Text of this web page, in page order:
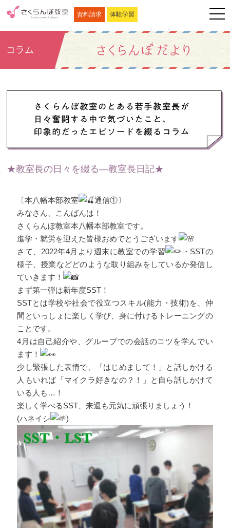
資料請求 体験学習
コラム
★教室長の日々を綴る―教室長日記★
〔本八幡本部教室
通信①〕
みなさん、こんばんは！
さくらんぼ教室本八幡本部教室です。
進学・就労を迎えた皆様おめでとうございます
さて、2022年4月より週末に教室での学習
・SSTの
様子、授業などどのような取り組みをしているか発信し
ていきます！
まず第一弾は新年度SST！
SSTとは学校や社会で役立つスキル(能力・技術)を、仲
間といっしょに楽しく学び、身に付けるトレーニングの
ことです。
4月は自己紹介や、グループでの会話のコツを学んでい
ます！
少し緊張した表情で、「はじめまして！」と話しかける
人もいれば「マイクラ好きなの？！」と自ら話しかけて
いる人も…！
楽しく学べるSST、来週も元気に頑張りましょう！
(ハネイシ
)